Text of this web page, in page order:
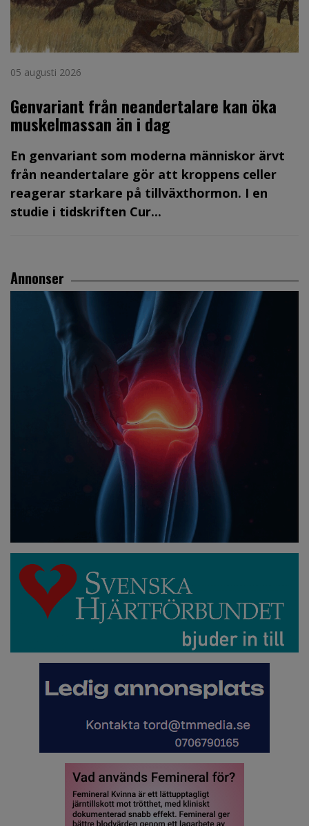
05 augusti 2026
Genvariant från neandertalare kan öka
muskelmassan än i dag
En genvariant som moderna människor ärvt
från neandertalare gör att kroppens celler
reagerar starkare på tillväxthormon. I en
studie i tidskriften Cur...
Annonser